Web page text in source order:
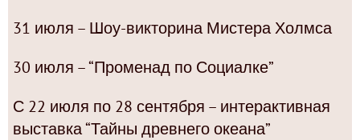
31 июля – Шоу-викторина Мистера Холмса
30 июля – “Променад по Социалке”
С 22 июля по 28 сентября – интерактивная
выставка “Тайны древнего океана”